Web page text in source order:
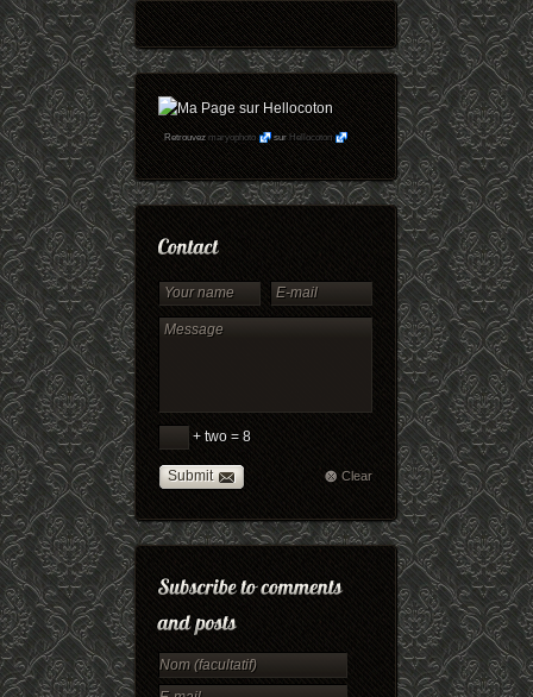
Retrouvezmaryophoto surHellocoton
+ two = 8
Submit Clear